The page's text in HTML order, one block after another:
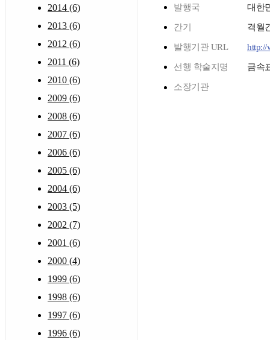
2014 (6)
2013 (6)
2012 (6)
2011 (6)
2010 (6)
2009 (6)
2008 (6)
2007 (6)
2006 (6)
2005 (6)
2004 (6)
2003 (5)
2002 (7)
2001 (6)
2000 (4)
1999 (6)
1998 (6)
1997 (6)
1996 (6)
발행국 대한
간기 격월
발행기관 URL http://
선행 학술지명 금속
소장기관